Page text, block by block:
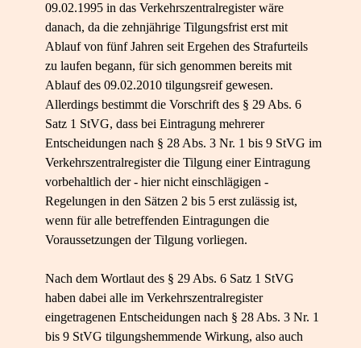
09.02.1995 in das Verkehrszentralregister wäre
danach, da die zehnjährige Tilgungsfrist erst mit
Ablauf von fünf Jahren seit Ergehen des Strafurteils
zu laufen begann, für sich genommen bereits mit
Ablauf des 09.02.2010 tilgungsreif gewesen.
Allerdings bestimmt die Vorschrift des § 29 Abs. 6
Satz 1 StVG, dass bei Eintragung mehrerer
Entscheidungen nach § 28 Abs. 3 Nr. 1 bis 9 StVG im
Verkehrszentralregister die Tilgung einer Eintragung
vorbehaltlich der - hier nicht einschlägigen -
Regelungen in den Sätzen 2 bis 5 erst zulässig ist,
wenn für alle betreffenden Eintragungen die
Voraussetzungen der Tilgung vorliegen.
Nach dem Wortlaut des § 29 Abs. 6 Satz 1 StVG
haben dabei alle im Verkehrszentralregister
eingetragenen Entscheidungen nach § 28 Abs. 3 Nr. 1
bis 9 StVG tilgungshemmende Wirkung, also auch